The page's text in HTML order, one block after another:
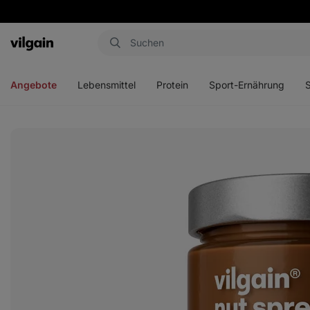
Aktin
Angebote Lebensmittel Protein Sport-Ernährung